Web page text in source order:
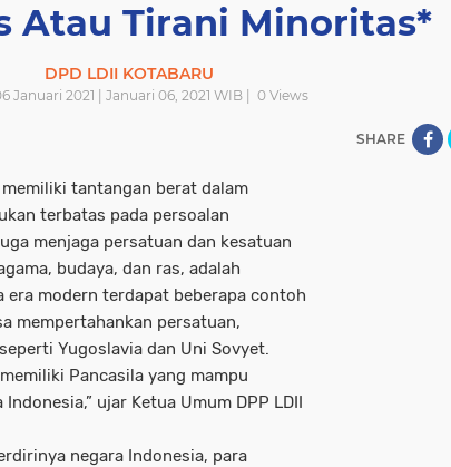
Atau Tirani Minoritas*
DPD LDII KOTABARU
Januari 2021 | Januari 06, 2021 WIB | 0Views
SHARE
tantangan berat dalam
terbatas pada persoalan
menjaga persatuan dan kesatuan
budaya, dan ras, adalah
era modern terdapat beberapa contoh
mempertahankan persatuan,
Yugoslavia dan Uni Sovyet.
Pancasila yang mampu
ujar Ketua Umum DPP LDII
negara Indonesia, para